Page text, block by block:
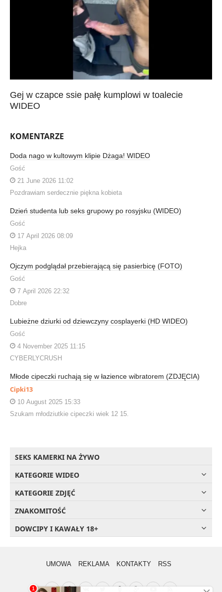
Gej w czapce ssie pałę kumplowi w toalecie
WIDEO
KOMENTARZE
Doda nago w kultowym klipie Dżaga! WIDEO
Gość
21 June 2026 11:02
Pozdrawiam serdecznie piękna kobieta
Dzień studenta lub seks grupowy po rosyjsku (WIDEO)
Gość
17 April 2026 08:09
Hejka
Ojczym podglądał przebierającą się pasierbicę (FOTO)
Gość
7 April 2026 22:32
Dobre
Lubieżne dziurki od dziewczyny cosplayerki (HD WIDEO)
Gość
4 November 2025 11:15
CYBERLYCRUSH
Młode cipeczki ruchają się w łazience wibratorem (ZDJĘCIA)
Cipki13
10 August 2025 15:33
Szukam młodziutkie cipeczki wiek 12 15.
SEKS KAMERKI NA ŻYWO
KATEGORIE WIDEO
KATEGORIE ZDJĘĆ
ZNAKOMITOŚĆ
DOWCIPY I KAWAŁY 18+
UMOWA REKLAMA KONTAKTY RSS